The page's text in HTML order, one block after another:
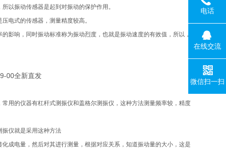
以振动传感器是起到对振动的保护作用。
电式的传感器，测量精度较高。
影响，同时振动标准称为振动烈度，也就是振动速度的有效值，所以，
用的仪器有杠杆式测振仪和盖格尔测振仪，这种方法测量频率较，精度
振仪就是采用这种方法
成电量，然后对其进行测量，根据对应关系，知道振动量的大小，这是
电话
在线交流
微信扫一扫